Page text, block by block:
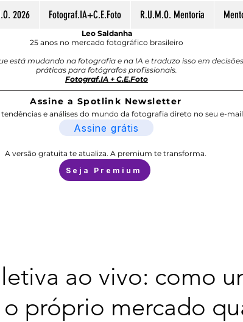
2026 Fotograf.IA+C.E.Foto R.U.M.O. Mentoria
Leo Saldanha
25 anos no mercado fotográfico brasileiro
está mudando na fotografia e na IA e traduzo isso em decisões
práticas para fotógrafos profissionais.
Fotograf.IA + C.E.Foto
Assine a Spotlink Newsletter
tendências e análises do mundo da fotografia direto no seu e-
Assine grátis
A versão gratuita te atualiza. A premium te transforma.
Seja Premium
ao vivo: como
próprio mercado